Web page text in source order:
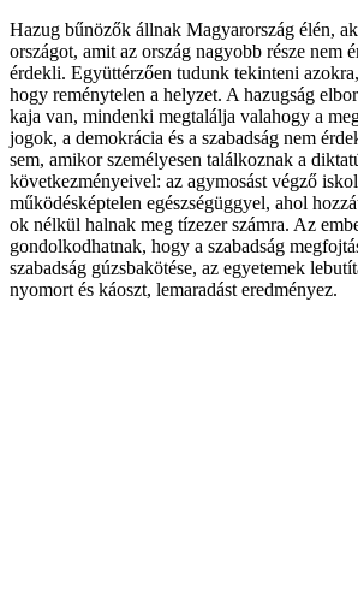
Hazug bűnözők állnak Magyarország élén,
országot, amit az ország nagyobb része nem
érdekli. Együttérzően tudunk tekinteni
hogy reménytelen a helyzet. A hazugság
kaja van, mindenki megtalálja valahogy a
jogok, a demokrácia és a szabadság nem
sem, amikor személyesen találkoznak a
következményeivel: az agymosást végző
működésképtelen egészségüggyel, ahol
ok nélkül halnak meg tízezer számra. Az
gondolkodhatnak, hogy a szabadság
szabadság gúzsbakötése, az egyetemek
nyomort és káoszt, lemaradást eredményez.